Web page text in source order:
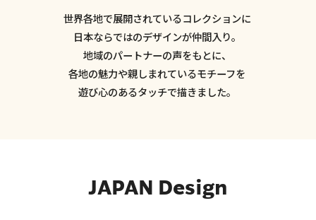
世界各地で展開されているコレクションに
日本ならではのデザインが仲間入り。
地域のパートナーの声をもとに、
各地の魅力や親しまれているモチーフを
遊び心のあるタッチで描きました。
JAPAN Design